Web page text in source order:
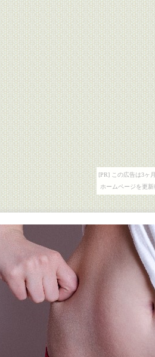
[PR] この広告は3ヶ
ホームページを更新